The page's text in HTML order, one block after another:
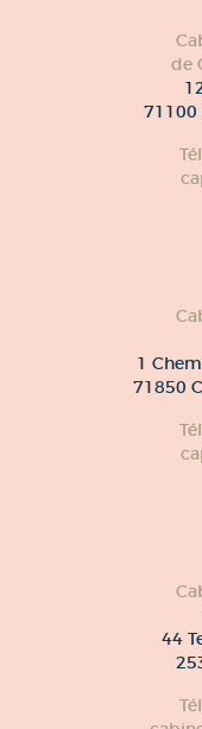
de
71100
1
71850
44